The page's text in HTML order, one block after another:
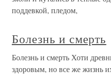
поддевкой, пледом,
Болезнь и смерть
Болезнь и смерть Хоти
здоровым, но все же жизнь